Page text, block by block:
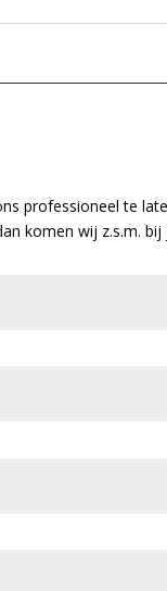
professioneel te
komen wij z.s.m.